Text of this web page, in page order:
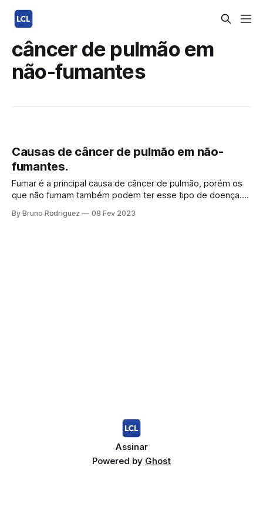
câncer de pulmão em
não-fumantes
Causas de câncer de pulmão em não-
fumantes.
Fumar é a principal causa de câncer de pulmão, porém os
que não fumam também podem ter esse tipo de doença.
apenas os fumantes que estão em risco de câncer de
By Bruno Rodriguez 08 Fev 2023
Assinar
Powered by Ghost